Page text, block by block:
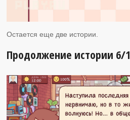
Остается еще две истории.
Продолжение истории 6/1